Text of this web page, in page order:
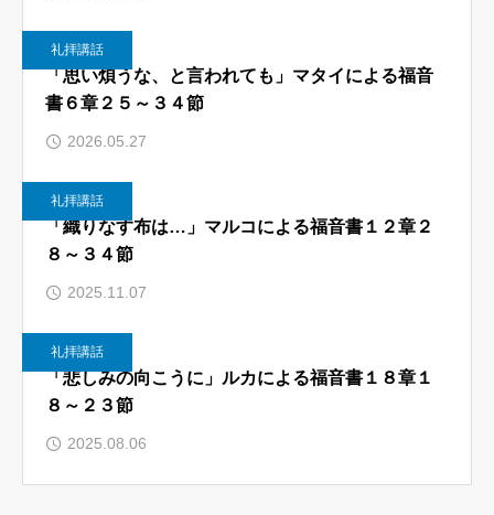
礼拝講話
「思い煩うな、と言われても」マタイによる福音
書６章２５～３４節
2026.05.27
礼拝講話
「織りなす布は…」マルコによる福音書１２章２
８～３４節
2025.11.07
礼拝講話
「悲しみの向こうに」ルカによる福音書１８章１
８～２３節
2025.08.06
礼拝講話